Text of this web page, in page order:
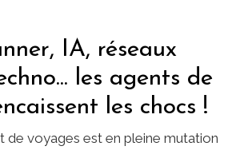
IA, réseaux
les agents de
les chocs !
de voyages est en pleine mutation